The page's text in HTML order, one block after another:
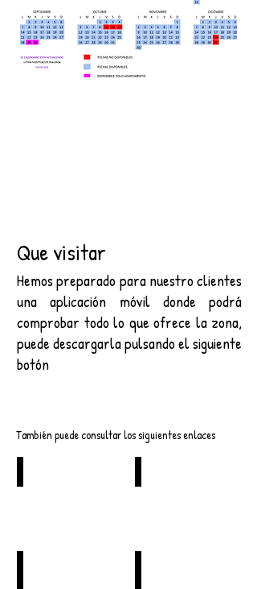
Que visitar
Hemos preparado para nuestro clientes
una aplicación móvil donde podrá
comprobar todo lo que ofrece la zona,
puede descargarla pulsando el siguiente
botón
También puede consultar los siguientes enlaces